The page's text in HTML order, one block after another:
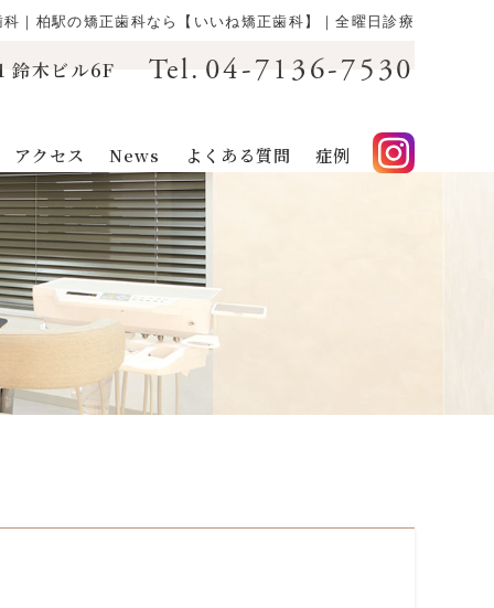
｜柏駅の矯正歯科なら【いいね矯正歯科】｜全曜日診療
鈴木ビル6F Tel. 04-7136-7530
アクセス News よくある質問 症例